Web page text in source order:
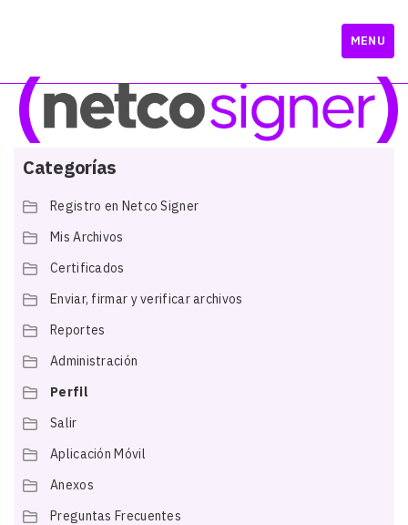
MENU
Categorías
Registro en Netco Signer
Mis Archivos
Certificados
Enviar, firmar y verificar archivos
Reportes
Administración
Perfil
Salir
Aplicación Móvil
Anexos
Preguntas Frecuentes